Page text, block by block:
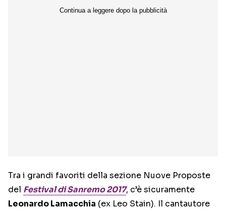
Tra i grandi favoriti della sezione Nuove Proposte
del Festival di Sanremo 2017, c’è sicuramente
Leonardo Lamacchia (ex Leo Stain). Il cantautore